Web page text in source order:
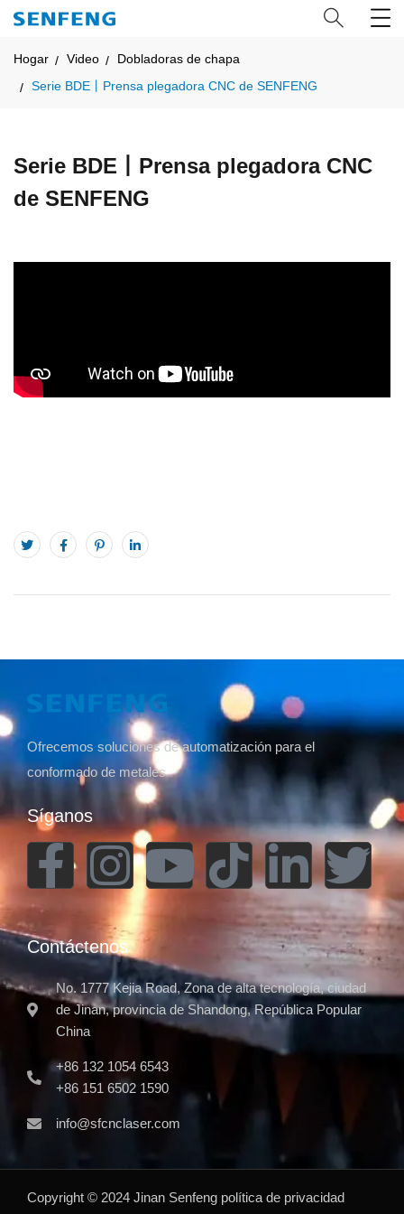
Hogar Video
Dobladoras de chapa
Serie BDE丨Prensa plegadora CNC de SENFENG
Serie BDE丨Prensa plegadora CNC
de SENFENG
Ofrecemos soluciones de automatización para el
conformado de metales
Síganos
Contáctenos
No. 1777 Kejia Road, Zona de alta tecnología, ciudad
de Jinan, provincia de Shandong, República Popular
China
+86 132 1054 6543
+86 151 6502 1590
info@sfcnclaser.com
Copyright © 2024 Jinan Senfeng política de privacidad